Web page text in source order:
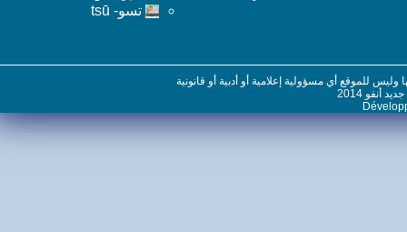
تسو- tsū
للموقع أي مسؤولية إعلامية أو أدبية أو قانونية
2014